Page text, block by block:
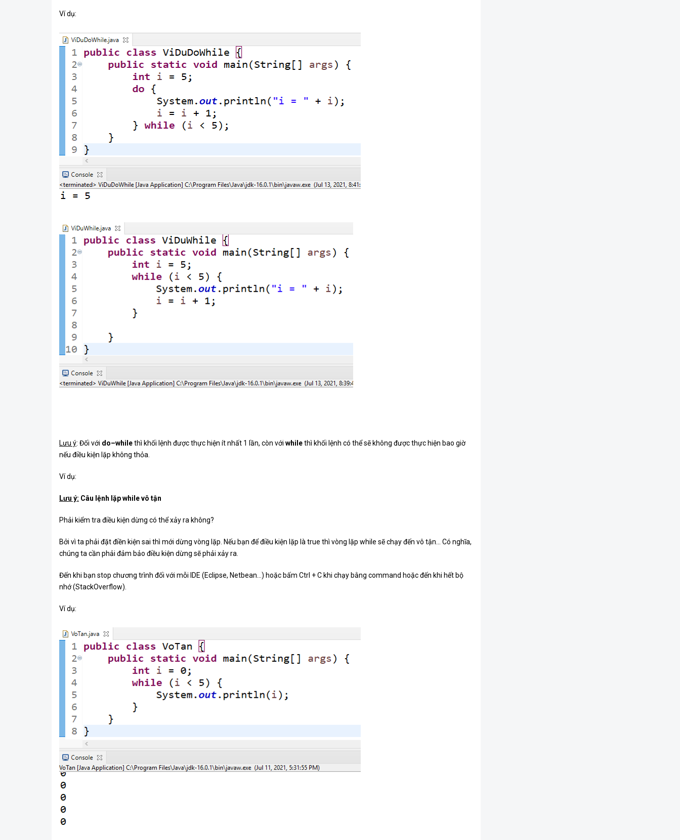
Ví dụ:
Lưu ý: Đối với do–whilethì khối lệnh được thực hiện ít nhất 1 lần, còn với whilethì khối lệnh có thể sẽ không được thực hiện bao giờ
nếu điều kiện lặp không thỏa.
Ví dụ:
Lưu ý: Câu lệnh lặp while vô tận
Phải kiểm tra điều kiện dừng có thể xảy ra không?
Bởi vì ta phải đặt điền kiện sai thì mới dừng vòng lặp. Nếu bạn để điều kiện lặp là true thì vòng lặp while sẽ chạy đến vô tận… Có nghĩa,
chúng ta cần phải đảm bảo điều kiện dừng sẽ phải xảy ra.
Đến khi bạn stop chương trình đối với mỗi IDE (Eclipse, Netbean…) hoặc bấm Ctrl + C khi chạy bằng command hoặc đến khi hết bộ
nhớ (StackOverflow).
Ví dụ: